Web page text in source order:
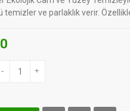
temizler ve parlaklık verir.
- +